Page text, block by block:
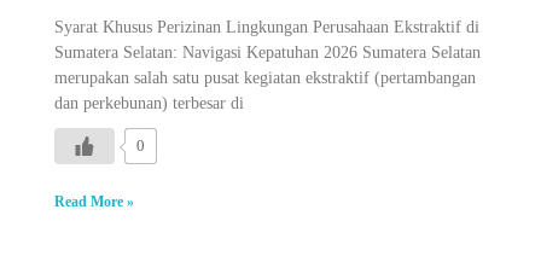
Syarat Khusus Perizinan Lingkungan Perusahaan Ekstraktif di
Sumatera Selatan: Navigasi Kepatuhan 2026 Sumatera Selatan
merupakan salah satu pusat kegiatan ekstraktif (pertambangan
dan perkebunan) terbesar di
0
Read More »